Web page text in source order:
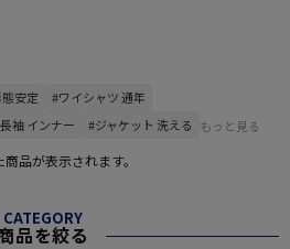
安定
#ワイシャツ 通年
袖 インナー #ジャケット 洗える もっと見る
品が表示されます。
CATEGORY
品を絞る